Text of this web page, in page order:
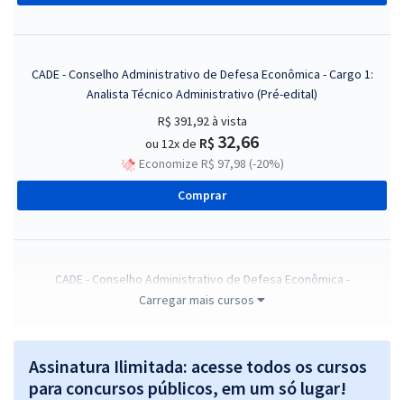
CADE - Conselho Administrativo de Defesa Econômica - Cargo 1:
Analista Técnico Administrativo (Pré-edital)
R$ 391,92à vista
ou 12x de R$ 32,66
Economize R$ 97,98 (-20%)
Comprar
CADE - Conselho Administrativo de Defesa Econômica -
Conhecimentos Específicos para o Cargo 5: Agente Administrativo
R$ 335,92à vista
ou 12x de R$27,99
Economize R$ 83,98 (-20%)
Carregar mais cursos
Assinatura Ilimitada: acesse todos os cursos
para concursos públicos, em um só lugar!